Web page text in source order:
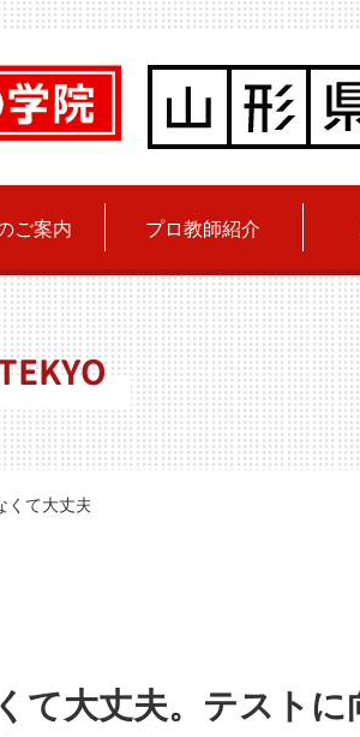
ご案内 プロ教師紹介
くて大丈夫。テストに向けた「最初の一歩」の
て大丈夫。テストに